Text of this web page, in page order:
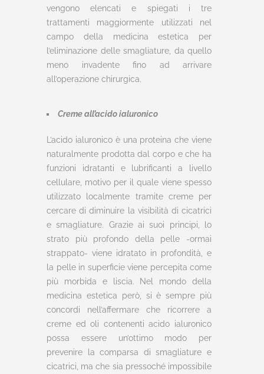
vengono elencati e spiegati i tre
trattamenti maggiormente utilizzati nel
campo della medicina estetica per
l’eliminazione delle smagliature, da quello
meno invadente fino ad arrivare
all’operazione chirurgica.
Creme all’acido ialuronico
L’acido ialuronico è una proteina che viene
naturalmente prodotta dal corpo e che ha
funzioni idratanti e lubrificanti a livello
cellulare, motivo per il quale viene spesso
utilizzato localmente tramite creme per
cercare di diminuire la visibilità di cicatrici
e smagliature. Grazie ai suoi principi, lo
strato più profondo della pelle -ormai
strappato- viene idratato in profondità, e
la pelle in superficie viene percepita come
più morbida e liscia. Nel mondo della
medicina estetica però, si è sempre più
concordi nell’affermare che ricorrere a
creme ed oli contenenti acido ialuronico
possa essere un’ottimo modo per
prevenire la comparsa di smagliature e
cicatrici, ma che sia pressoché impossibile